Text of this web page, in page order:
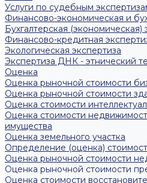
Услуги по судебным
Финансово-экономическая и
Бухгалтерская (экономическая)
Финансово-кредитная
Экологическая экспертиза
Экспертиза ДНК - этнический
Оценка
Оценка рыночной стоимости
Оценка рыночной стоимости
Оценка стоимости
Оценка стоимости
имущества
Оценка земельного участка
Определение (оценка)
Оценка рыночной стоимости
Оценка рыночной стоимости
Оценка стоимости